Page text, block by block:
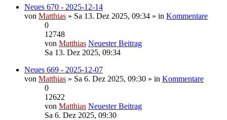
Neues 670 - 2025-12-14
von Matthias » Sa 13. Dez 2025, 09:34 » in Kommentare
0
12748
von Matthias Neuester Beitrag
Sa 13. Dez 2025, 09:34
Neues 669 - 2025-12-07
von Matthias » Sa 6. Dez 2025, 09:30 » in Kommentare
0
12622
von Matthias Neuester Beitrag
Sa 6. Dez 2025, 09:30